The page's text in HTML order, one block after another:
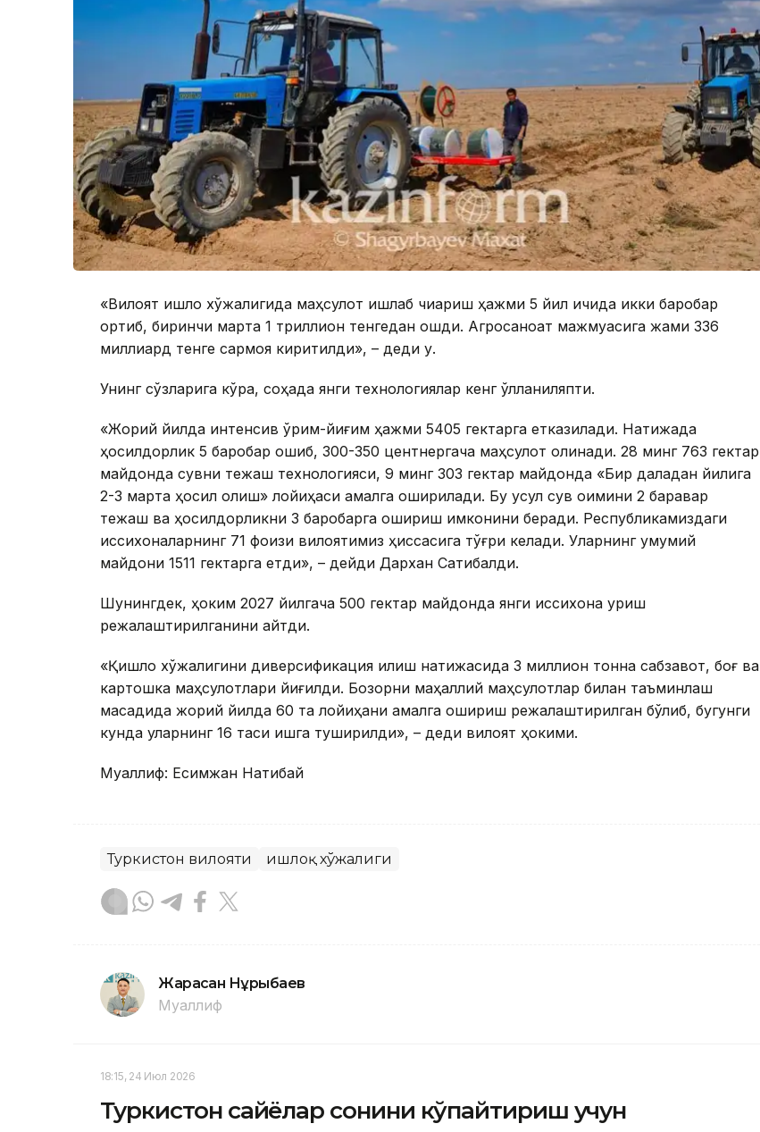
«Вилоят қишлоқ хўжалигида маҳсулот ишлаб чиқариш ҳажми 5 йил ичида икки баробар
ортиб, биринчи марта 1 триллион тенгедан ошди. Агросаноат мажмуасига жами 336
миллиард тенге сармоя киритилди», – деди у.
Унинг сўзларига кўра, соҳада янги технологиялар кенг қўлланиляпти.
«Жорий йилда интенсив ўрим-йиғим ҳажми 5405 гектарга етказилади. Натижада
ҳосилдорлик 5 баробар ошиб, 300-350 центнергача маҳсулот олинади. 28 минг 763 гектар
майдонда сувни тежаш технологияси, 9 минг 303 гектар майдонда «Бир даладан йилига
2-3 марта ҳосил олиш» лойиҳаси амалга оширилади. Бу усул сув оқимини 2 баравар
тежаш ва ҳосилдорликни 3 баробарга ошириш имконини беради. Республикамиздаги
иссиқхоналарнинг 71 фоизи вилоятимиз ҳиссасига тўғри келади. Уларнинг умумий
майдони 1511 гектарга етди», – дейди Дархан Сатибалди.
Шунингдек, ҳоким 2027 йилгача 500 гектар майдонда янги иссиқхона қуриш
режалаштирилганини айтди.
«Қишлоқ хўжалигини диверсификация қилиш натижасида 3 миллион тонна сабзавот, боғ ва
картошка маҳсулотлари йиғилди. Бозорни маҳаллий маҳсулотлар билан таъминлаш
мақсадида жорий йилда 60 та лойиҳани амалга ошириш режалаштирилган бўлиб, бугунги
кунда уларнинг 16 таси ишга туширилди», – деди вилоят ҳокими.
Муаллиф: Есимжан Нақтибай
Туркистон вилояти Қишлоқ хўжалиги
Жарасқан Нұрыбаев
Муаллиф
18:15, 24 Июл 2026
Туркистон сайёҳлар сонини кўпайтириш учун